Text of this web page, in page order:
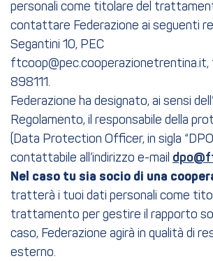
personali come titolare del
contattare Federazione ai seguenti
Segantini 10, PEC
ftcoop@pec.cooperazionetrentina.it,
898111.
Federazione ha designato, ai sensi
Regolamento, il responsabile della
(Data Protection Officer, in sigla
contattabile all’indirizzo e-mail
Nel caso tu sia socio di una
tratterà i tuoi dati personali come
trattamento per gestire il rapporto
caso, Federazione agirà in qualità di
esterno.